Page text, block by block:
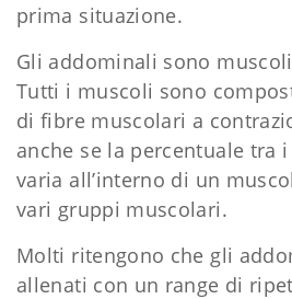
prima situazione.
Gli addominali sono
Tutti i muscoli sono
di fibre muscolari a
anche se la percentuale tra
varia all’interno di un
vari gruppi muscolari.
Molti ritengono che gli
allenati con un range di